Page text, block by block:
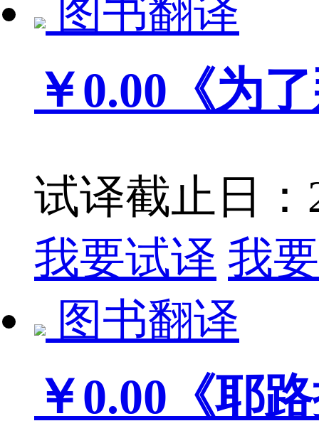
图书翻译
￥0.00 《为
试译截止日：
我要试译 我
图书翻译
￥0.00 《耶